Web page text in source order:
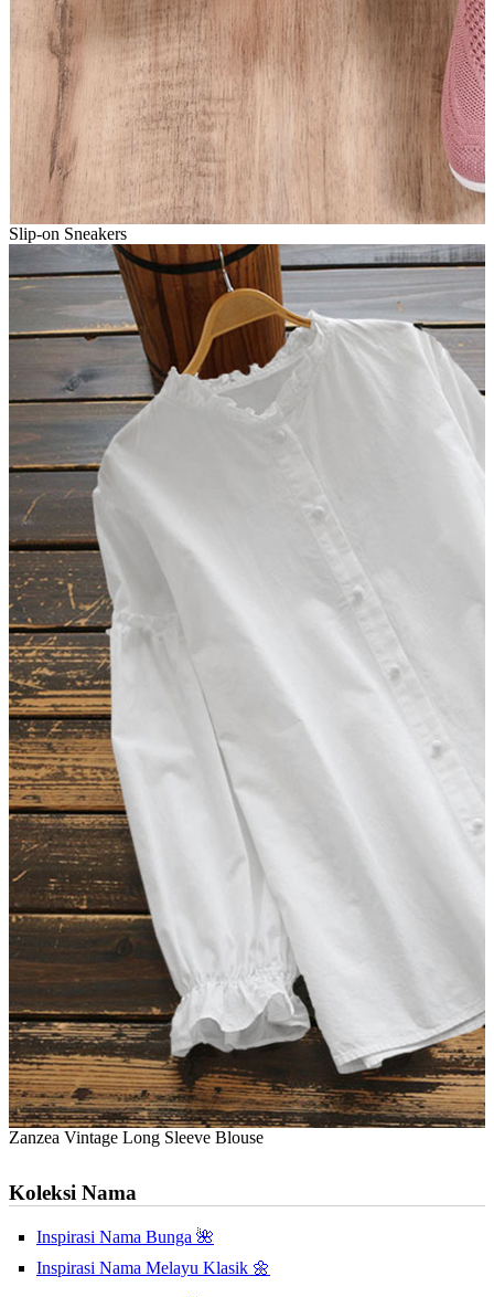
Slip-on Sneakers
Zanzea Vintage Long Sleeve Blouse
Koleksi Nama
Inspirasi Nama Bunga 🌺
Inspirasi Nama Melayu Klasik 🌼